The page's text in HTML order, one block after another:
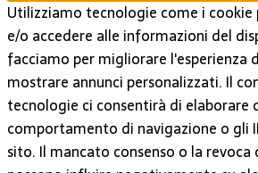
Utilizziamo tecnologie come i cookie
e/o accedere alle informazioni del
facciamo per migliorare l'esperienza
mostrare annunci personalizzati. Il
tecnologie ci consentirà di elaborare
comportamento di navigazione o gli
sito. Il mancato consenso o la revoca